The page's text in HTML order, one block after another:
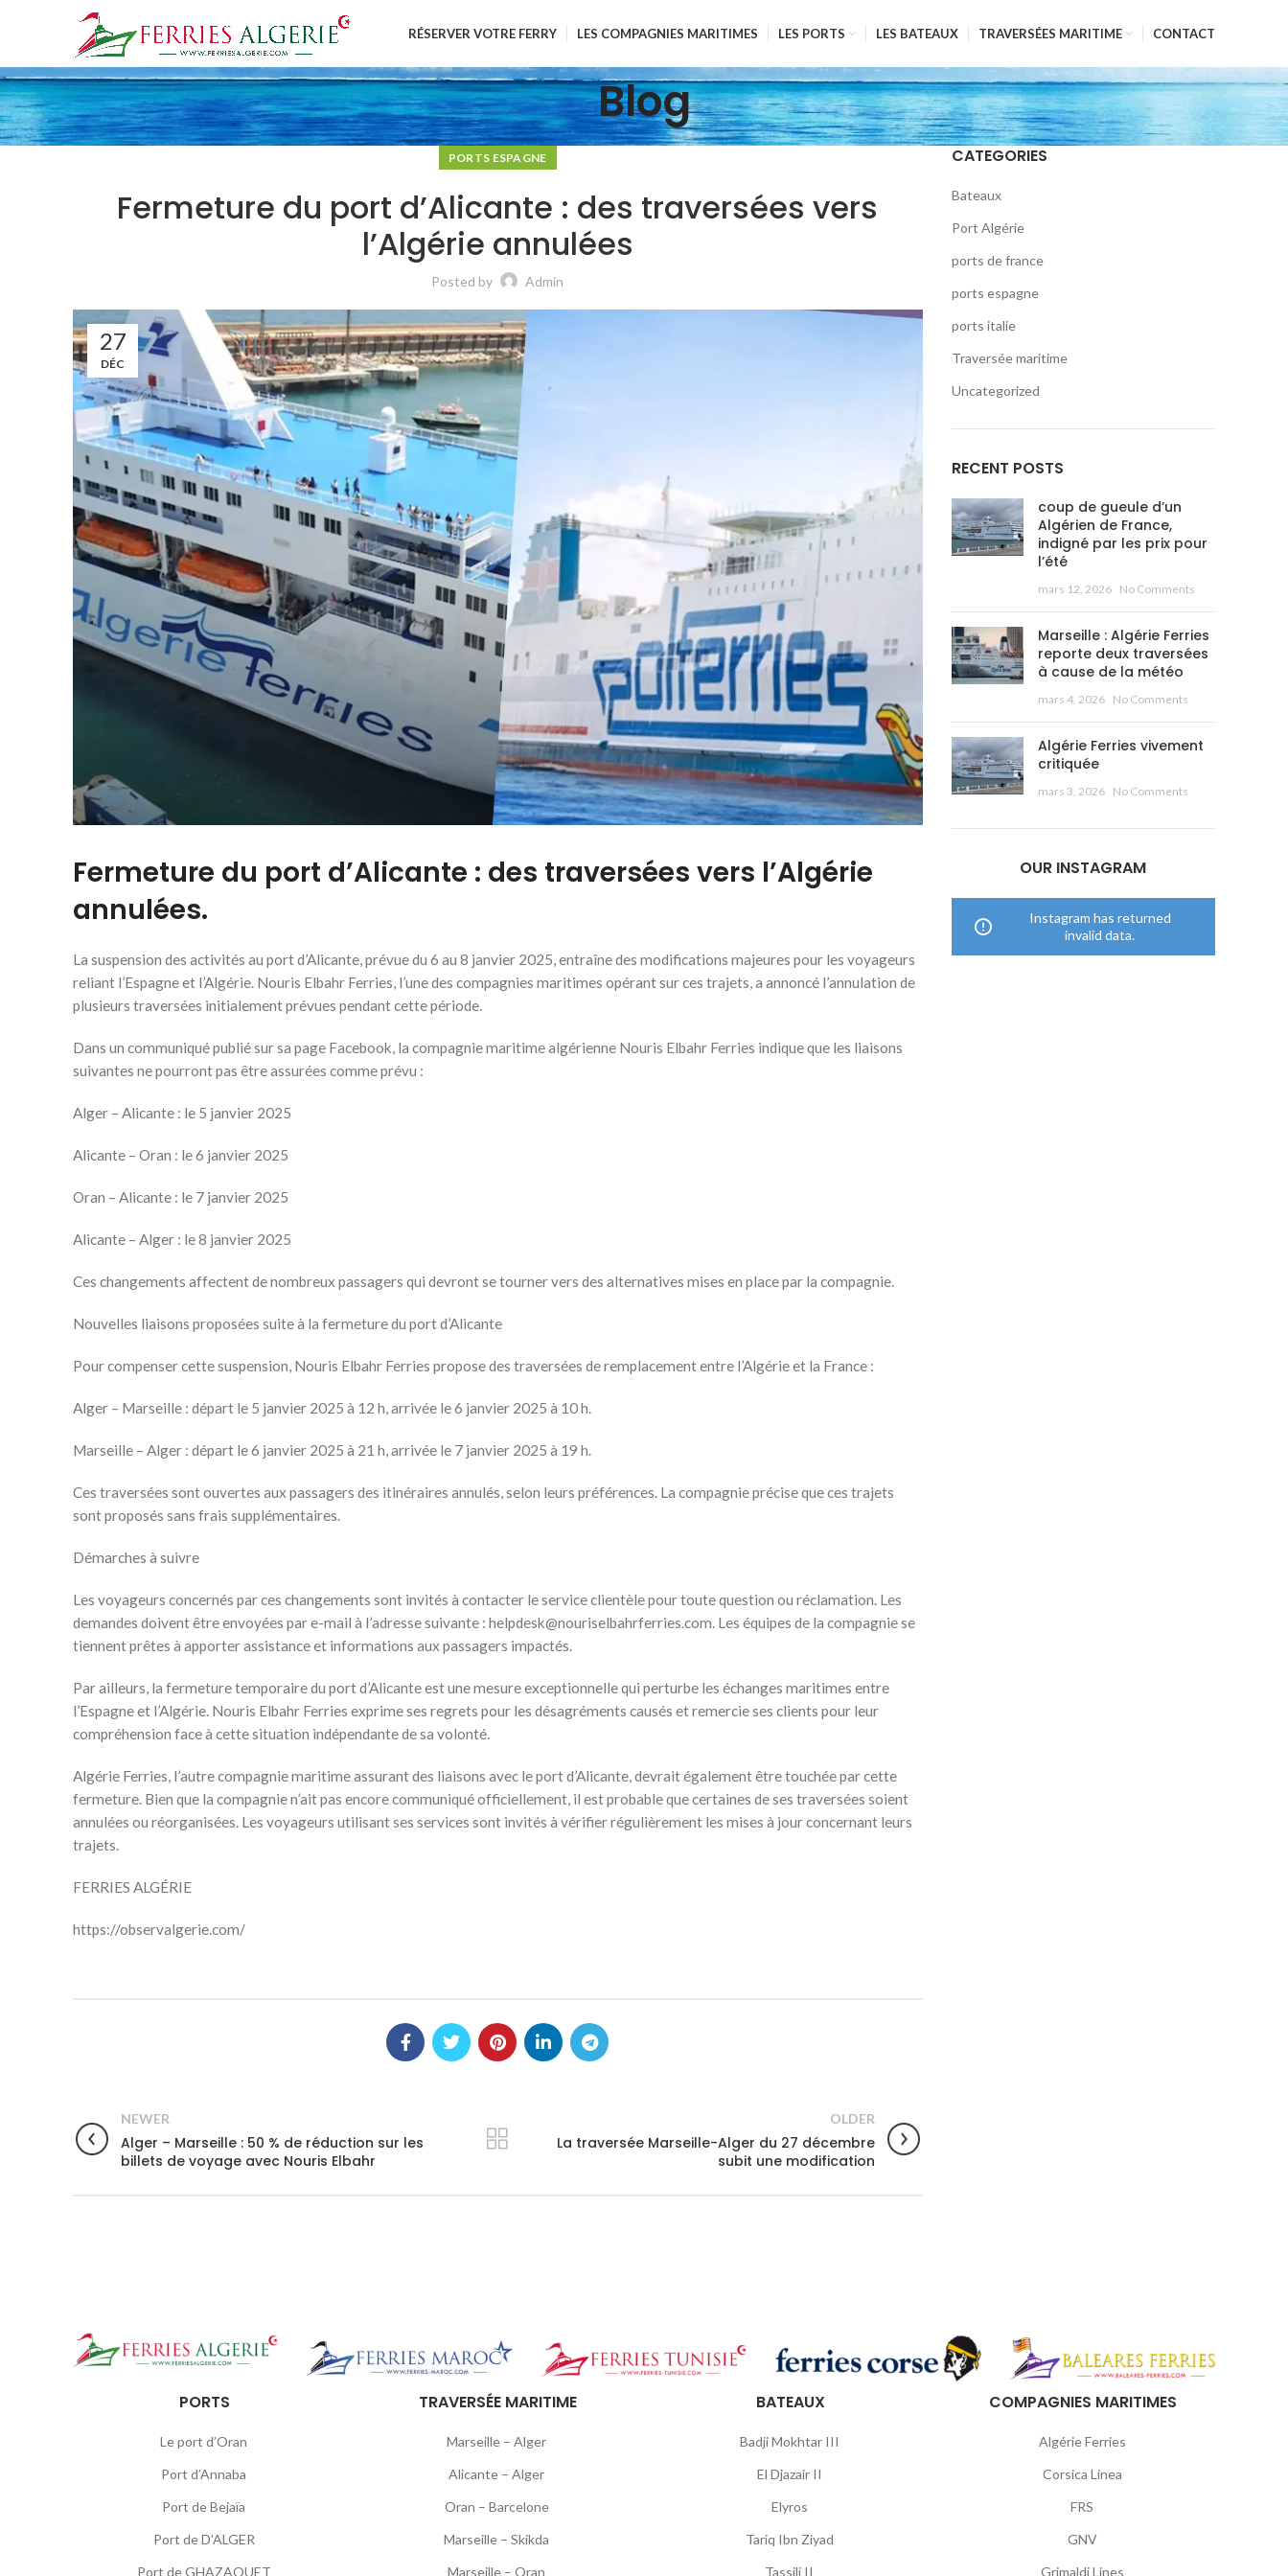
RÉSERVER VOTRE FERRY LES COMPAGNIES MARITIMES LES PORTS LES BATEAUX TRAVERSÉES MARITIME CONTACT
Blog
PORTS ESPAGNE
Fermeture du port d’Alicante : des traversées vers
l’Algérie annulées
Posted by Admin
27
DÉC
Fermeture du port d’Alicante : des traversées vers l’Algérie
annulées.
La suspension des activités au port d’Alicante, prévue du 6 au 8 janvier 2025, entraîne des modifications majeures pour les voyageurs
reliant l’Espagne et l’Algérie. Nouris Elbahr Ferries, l’une des compagnies maritimes opérant sur ces trajets, a annoncé l’annulation de
plusieurs traversées initialement prévues pendant cette période.
Dans un communiqué publié sur sa page Facebook, la compagnie maritime algérienne Nouris Elbahr Ferries indique que les liaisons
suivantes ne pourront pas être assurées comme prévu :
Alger – Alicante : le 5 janvier 2025
Alicante – Oran : le 6 janvier 2025
Oran – Alicante : le 7 janvier 2025
Alicante – Alger : le 8 janvier 2025
Ces changements affectent de nombreux passagers qui devront se tourner vers des alternatives mises en place par la compagnie.
Nouvelles liaisons proposées suite à la fermeture du port d’Alicante
Pour compenser cette suspension, Nouris Elbahr Ferries propose des traversées de remplacement entre l’Algérie et la France :
Alger – Marseille : départ le 5 janvier 2025 à 12 h, arrivée le 6 janvier 2025 à 10 h.
Marseille – Alger : départ le 6 janvier 2025 à 21 h, arrivée le 7 janvier 2025 à 19 h.
Ces traversées sont ouvertes aux passagers des itinéraires annulés, selon leurs préférences. La compagnie précise que ces trajets
sont proposés sans frais supplémentaires.
Démarches à suivre
Les voyageurs concernés par ces changements sont invités à contacter le service clientèle pour toute question ou réclamation. Les
demandes doivent être envoyées par e-mail à l’adresse suivante : helpdesk@nouriselbahrferries.com. Les équipes de la compagnie se
tiennent prêtes à apporter assistance et informations aux passagers impactés.
Par ailleurs, la fermeture temporaire du port d’Alicante est une mesure exceptionnelle qui perturbe les échanges maritimes entre
l’Espagne et l’Algérie. Nouris Elbahr Ferries exprime ses regrets pour les désagréments causés et remercie ses clients pour leur
compréhension face à cette situation indépendante de sa volonté.
Algérie Ferries, l’autre compagnie maritime assurant des liaisons avec le port d’Alicante, devrait également être touchée par cette
fermeture. Bien que la compagnie n’ait pas encore communiqué officiellement, il est probable que certaines de ses traversées soient
annulées ou réorganisées. Les voyageurs utilisant ses services sont invités à vérifier régulièrement les mises à jour concernant leurs
trajets.
FERRIES ALGÉRIE
https://observalgerie.com/
NEWER
Alger – Marseille : 50 % de réduction sur les
billets de voyage avec Nouris Elbahr
OLDER
La traversée Marseille-Alger du 27 décembre
subit une modification
CATEGORIES
Bateaux
Port Algérie
ports de france
ports espagne
ports italie
Traversée maritime
Uncategorized
RECENT POSTS
coup de gueule d’un
Algérien de France,
indigné par les prix pour
l’été
mars 12, 2026 No Comments
Marseille : Algérie Ferries
reporte deux traversées
à cause de la météo
mars 4, 2026 No Comments
Algérie Ferries vivement
critiquée
mars 3, 2026 No Comments
OUR INSTAGRAM
Instagram has returned
invalid data.
PORTS
Le port d’Oran
Port d’Annaba
Port de Bejaïa
Port de D’ALGER
Port de GHAZAOUET
TRAVERSÉE MARITIME
Marseille – Alger
Alicante – Alger
Oran – Barcelone
Marseille – Skikda
Marseille – Oran
BATEAUX
Badji Mokhtar III
El Djazair II
Elyros
Tariq Ibn Ziyad
Tassili II
COMPAGNIES MARITIMES
Algérie Ferries
Corsica Linea
FRS
GNV
Grimaldi Lines